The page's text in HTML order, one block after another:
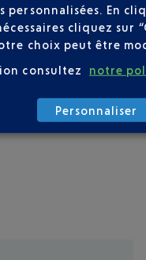
En
cliquez sur
choix peut être
consultez notre
Personnaliser